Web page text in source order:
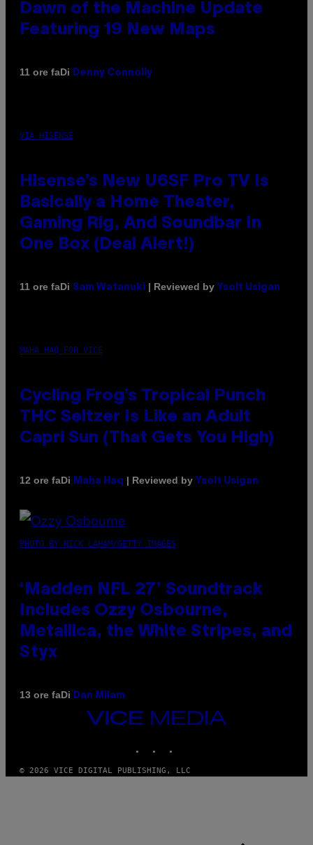
Dawn of the Machine Update
Featuring 19 New Maps
11 ore faDi Denny Connolly
VIA HISENSE
Hisense’s New U6SF Pro TV Is
Basically a Home Theater,
Gaming Rig, And Soundbar In
One Box (Deal Alert!)
11 ore faDi Sam Watanuki | Reviewed by Ysolt Usigan
MAHA HAQ FOR VICE
Cycling Frog’s Tropical Punch
THC Seltzer Is Like an Adult
Capri Sun (That Gets You High)
12 ore faDi Maha Haq | Reviewed by Ysolt Usigan
PHOTO BY NICK LAHAM/GETTY IMAGES
‘Madden NFL 27’ Soundtrack
Includes Ozzy Osbourne,
Metallica, the White Stripes, and
Styx
13 ore faDi Dan Milam
VICE
MEDIA
© 2026 VICE DIGITAL PUBLISHING, LLC